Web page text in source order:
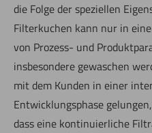
die Folge der speziellen
Filterkuchen kann nur in
von Prozess- und
insbesondere gewaschen
mit dem Kunden in einer
Entwicklungsphase
dass eine kontinuierliche